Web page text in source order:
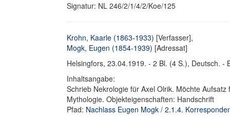
Signatur: NL 246/2/1/4/2/Koe/125
Krohn, Kaarle (1863-1933) [Verfasser],
Mogk, Eugen (1854-1939) [Adressat]
Helsingfors, 23.04.1919. - 2 Bl. (4 S.), Deutsch. -
Inhaltsangabe:
Schrieb Nekrologie für Axel Olrik. Möchte
Mythologie. Objekteigenschaften: Handschrift
Pfad: Nachlass Eugen Mogk / 2.1.4.